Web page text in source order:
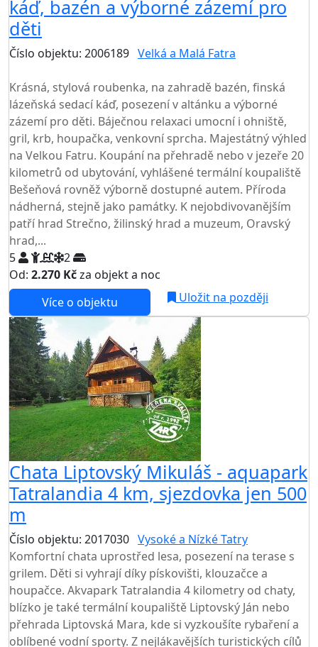
káď, bazén a výborné zázemí pro
děti
Číslo objektu: 2006189 Velká a Malá Fatra
Krásná, stylová roubenka, na zahradě bazén, finská
lázeňská sedací káď, posezení v altánku a výborné
zázemí pro děti. Báječnou relaxaci umocní i ohniště,
gril, krb, houpačka, venkovní sprcha. Majestátný výhled
na Velkou Fatru. Koupání na přehradě nebo v jezeře 20
kilometrů od ubytování, vyhlášené termální koupaliště
Bešeňová rovněž výborně dostupné autem. Příroda
nádherná, stejně jako památky. K nejobdivovanějším
patří hrad Strečno, žilinský hrad a muzeum, Oravský
hrad,...
5
2
Od: 2.270 Kčza objekt a noc
Více o objektu
Uložit na později
Chata Liptovský Mikuláš - aquapark
Tatralandia 4 km, sjezdovka jen 500
m
Číslo objektu: 2017030 Vysoké a Nízké Tatry
Komfortní chata uprostřed lesa, posezení na terase s
grilem. Děti si vyhrají díky pískovišti, klouzačce a
houpačce. Akvapark Tatralandia 4 kilometry od chaty,
blízko je také termální koupaliště Liptovský Ján nebo
přehrada Liptovská Mara, kde si vyzkoušíte rybaření a
oblíbené vodní sporty. Z nejlákavějších turistických cílů